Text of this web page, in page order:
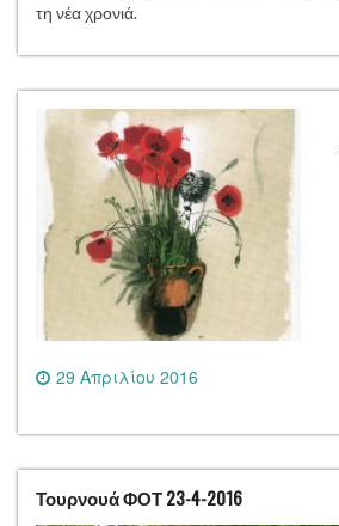
τη νέα χρονιά.
29 Απριλίου 2016
Τουρνουά ΦΟΤ 23-4-2016